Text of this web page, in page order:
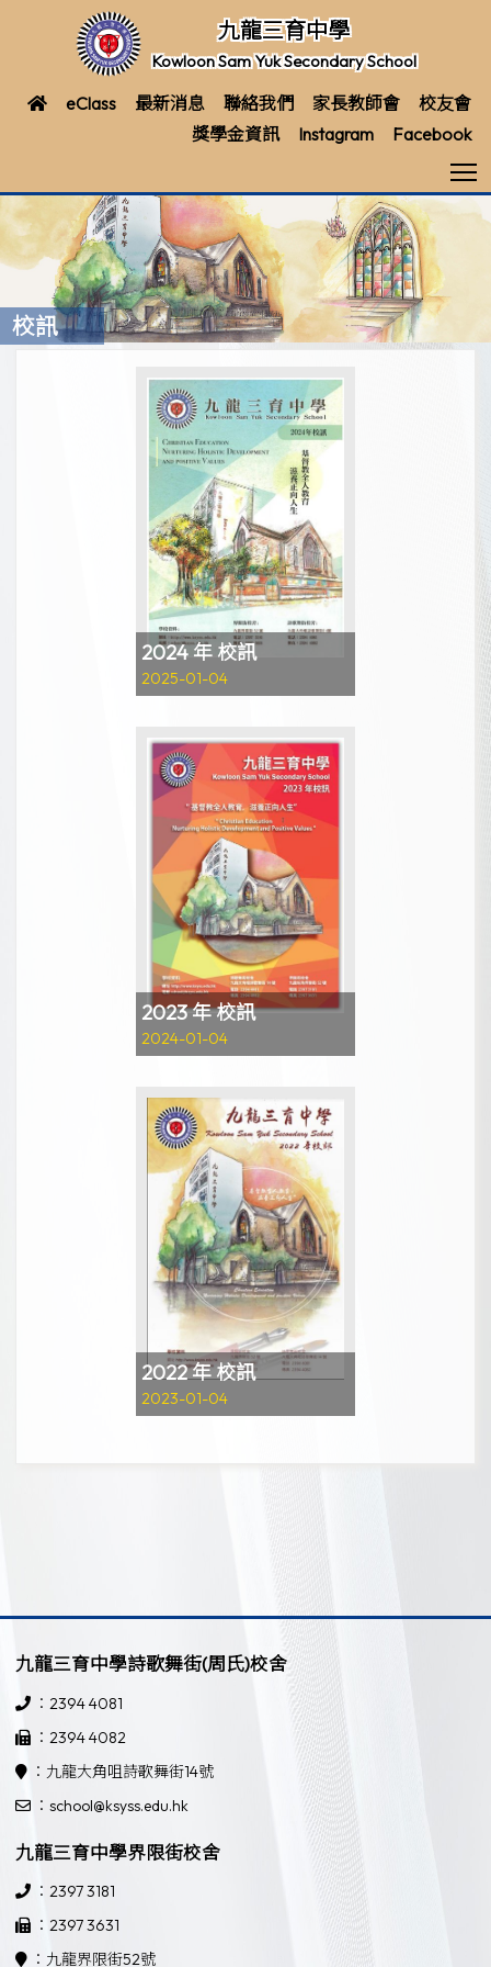
九龍三育中學
Kowloon Sam Yuk Secondary School
eClass 最新消息 聯絡我們 家長教師會
校友會
獎學金資訊
Instagram Facebook
校訊
2024 年 校訊
2025-01-04
2023 年 校訊
2024-01-04
2022 年 校訊
2023-01-04
九龍三育中學詩歌舞街(周氏)校舍
：2394 4081
：2394 4082
：九龍大角咀詩歌舞街14號
：school@ksyss.edu.hk
九龍三育中學界限街校舍
：2397 3181
：2397 3631
：九龍界限街52號